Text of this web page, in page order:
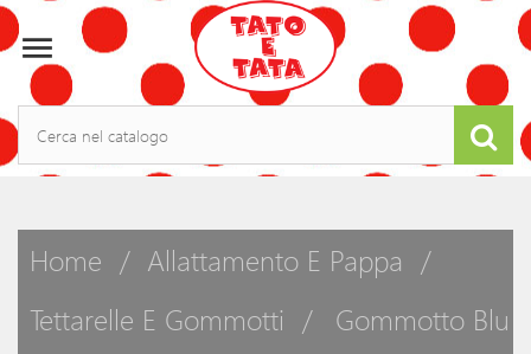

Home
Allattamento E Pappa
Tettarelle E Gommotti
Gommotto Blu